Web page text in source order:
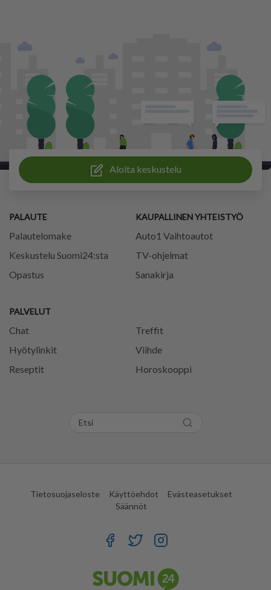
Aloita keskustelu
PALAUTE
Palautelomake
Keskustelu Suomi24:sta
Opastus
PALVELUT
Chat
Treffit
Hyötylinkit
Viihde
Reseptit
Horoskooppi
KAUPALLINEN YHTEISTYÖ
Auto1 Vaihtoautot
TV-ohjelmat
Sanakirja
Tietosuojaseloste Käyttöehdot
Evästeasetukset
Säännöt